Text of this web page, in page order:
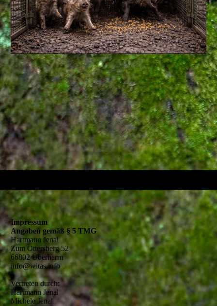
Impressum
Angaben gemäß § 5 TMG
Hartmann Jenal
Zum Ottersberg 52
66802 Überherrn
info@witas.info
Vertreten durch:
Hartmann Jenal
Michele Jenal